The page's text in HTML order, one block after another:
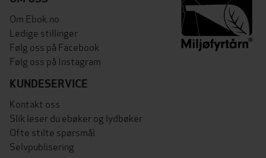
Om Ebok.no
Ledige stillinger
Følg oss på Facebook
Følg oss på Instagram
KUNDESERVICE
Kontakt oss
Slik leser du ebøker og lydbøker
Ofte stilte spørsmål
Selvpublisering